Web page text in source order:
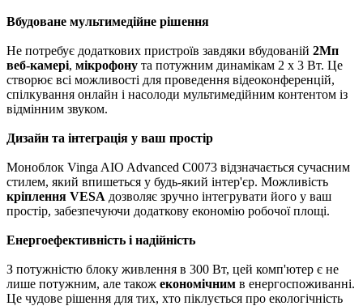
Вбудоване мультимедійне рішення
Не потребує додаткових пристроїв завдяки вбудованій 2Мп
веб-камері, мікрофону та потужним динамікам 2 x 3 Вт. Це
створює всі можливості для проведення відеоконференцій,
спілкування онлайн і насолоди мультимедійним контентом із
відмінним звуком.
Дизайн та інтеграція у ваш простір
Моноблок Vinga AIO Advanced C0073 відзначається сучасним
стилем, який впишеться у будь-який інтер'єр. Можливість
кріплення VESA дозволяє зручно інтегрувати його у ваш
простір, забезпечуючи додаткову економію робочої площі.
Енергоефективність і надійність
З потужністю блоку живлення в 300 Вт, цей комп'ютер є не
лише потужним, але також економічним в енергоспоживанні.
Це чудове рішення для тих, хто піклується про екологічність